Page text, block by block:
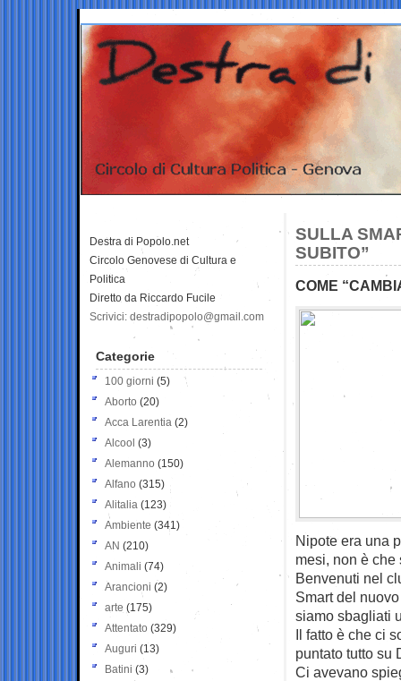
SULLA
SUBITO”
COME
Nipote era una
mesi, non è che
Benvenuti nel
Smart del
siamo sbagliati
Il fatto è che ci
puntato tutto su
Ci avevano
Destra di Popolo.net
Circolo Genovese di Cultura e
Politica
Diretto da Riccardo Fucile
Scrivici: destradipopolo@gmail.com
Categorie
100 giorni (5)
Aborto (20)
Acca Larentia (2)
Alcool (3)
Alemanno (150)
Alfano (315)
Alitalia (123)
Ambiente (341)
AN (210)
Animali (74)
Arancioni (2)
arte (175)
Attentato (329)
Auguri (13)
Batini (3)